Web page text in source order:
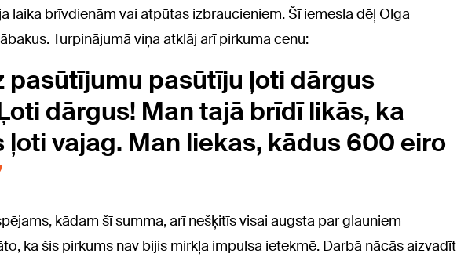
laika brīvdienām vai atpūtas izbraucieniem. Šī iemesla dēļ Olga
Turpinājumā viņa atklāj arī pirkuma cenu:
pasūtījumu pasūtīju ļoti dārgus
dārgus! Man tajā brīdī likās, ka
ļoti vajag. Man liekas, kādus 600 eiro
kādam šī summa, arī nešķitīs visai augsta par glauniem
ka šis pirkums nav bijis mirkļa impulsa ietekmē. Darbā nācās aizvadīt